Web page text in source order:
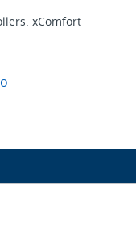
xComfort